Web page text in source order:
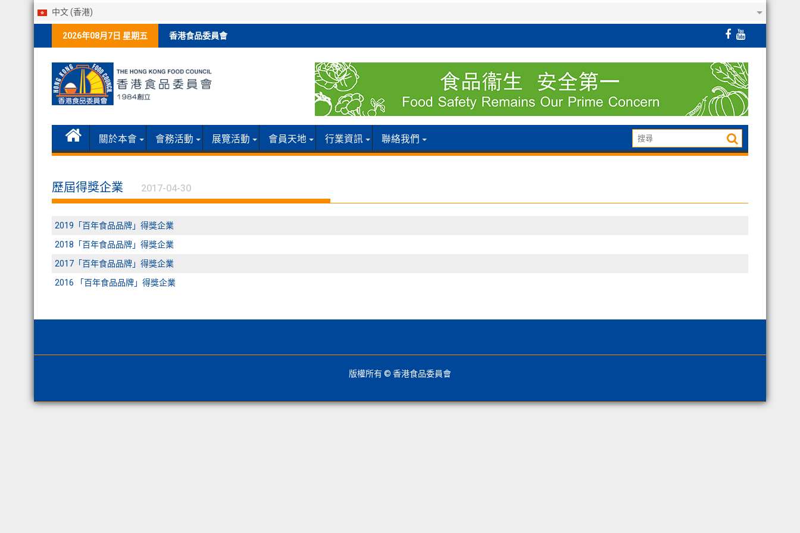
中文 (香港)
2026年08月7日 星期五 香港食品委員會
關於本會 會務活動 展覽活動 會員天地 行業資訊 聯絡我們
歷屆得獎企業 2017-04-30
2019「百年食品品牌」得獎企業
2018「百年食品品牌」得獎企業
2017「百年食品品牌」得獎企業
2016 「百年食品品牌」得獎企業
版權所有 © 香港食品委員會